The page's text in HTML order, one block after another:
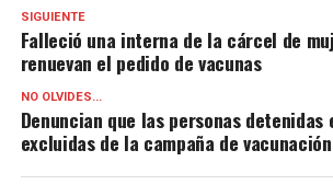
SIGUIENTE
Falleció una interna de la cárcel de
renuevan el pedido de vacunas
NO OLVIDES...
Denuncian que las personas detenidas
excluidas de la campaña de vacunación